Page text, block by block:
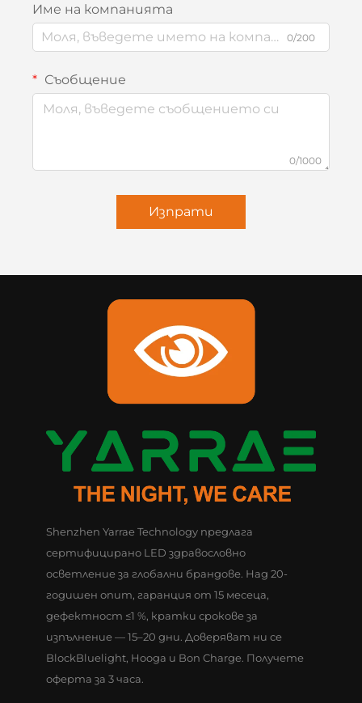
Име на компанията
0/200
Съобщение
0/1000
Изпрати
Shenzhen Yarrae Technology предлага
сертифицирано LED здравословно
осветление за глобални брандове. Над 20-
годишен опит, гаранция от 15 месеца,
дефектност ≤1 %, кратки срокове за
изпълнение — 15–20 дни. Доверяват ни се
BlockBluelight, Hooga и Bon Charge. Получете
оферта за 3 часа.